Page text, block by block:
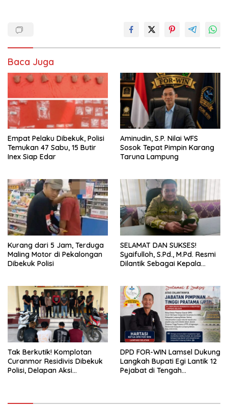
Baca Juga
Empat Pelaku Dibekuk, Polisi
Temukan 47 Sabu, 15 Butir
Inex Siap Edar
Aminudin, S.P. Nilai WFS
Sosok Tepat Pimpin Karang
Taruna Lampung
Kurang dari 5 Jam, Terduga
Maling Motor di Pekalongan
Dibekuk Polisi
SELAMAT DAN SUKSES!
Syaifulloh, S.Pd., M.Pd. Resmi
Dilantik Sebagai Kepala
Tak Berkutik! Komplotan
Curanmor Residivis Dibekuk
Polisi, Delapan Aksi
DPD FOR-WIN Lamsel Dukung
Langkah Bupati Egi Lantik 12
Pejabat di Tengah